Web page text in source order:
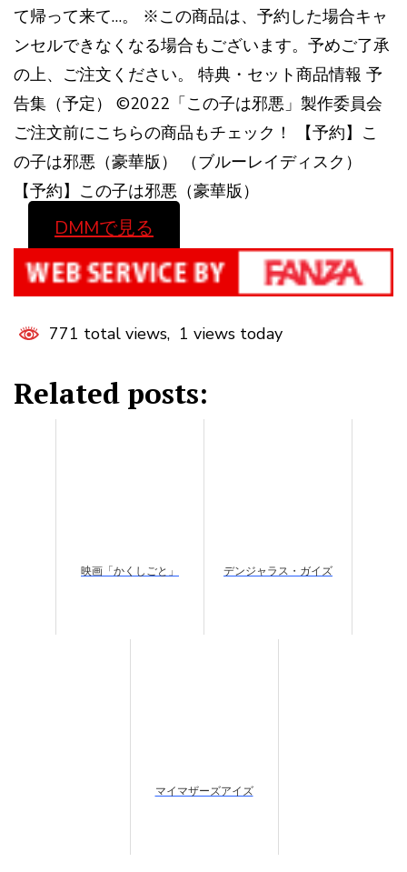
て帰って来て…。 ※この商品は、予約した場合キャ
ンセルできなくなる場合もございます。予めご了承
の上、ご注文ください。 特典・セット商品情報 予
告集（予定） ©2022「この子は邪悪」製作委員会
ご注文前にこちらの商品もチェック！ 【予約】こ
の子は邪悪（豪華版） （ブルーレイディスク）
【予約】この子は邪悪（豪華版）
DMMで見る
771 total views, 1 views today
Related posts:
映画「かくしごと」 デンジャラス・ガイズ
マイマザーズアイズ